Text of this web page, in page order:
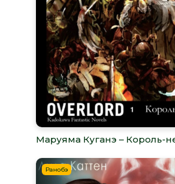
Маруяма Куганэ – Король-
Ранобэ